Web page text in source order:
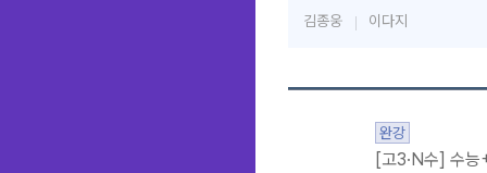
김종웅 이다지
완강
[고3·N수] 수